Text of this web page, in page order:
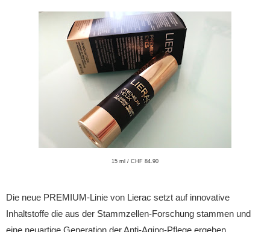
15 ml / CHF 84.90
Die neue PREMIUM-Linie von Lierac setzt auf innovative
Inhaltstoffe die aus der Stammzellen-Forschung stammen und
eine neuartige Generation der Anti-Aging-Pflege ergeben.